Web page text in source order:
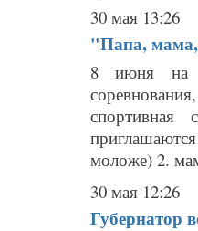
30 мая 13:26
"Папа, мама,
8 июня на
моложе) 2.
30 мая 12:26
Губернатор